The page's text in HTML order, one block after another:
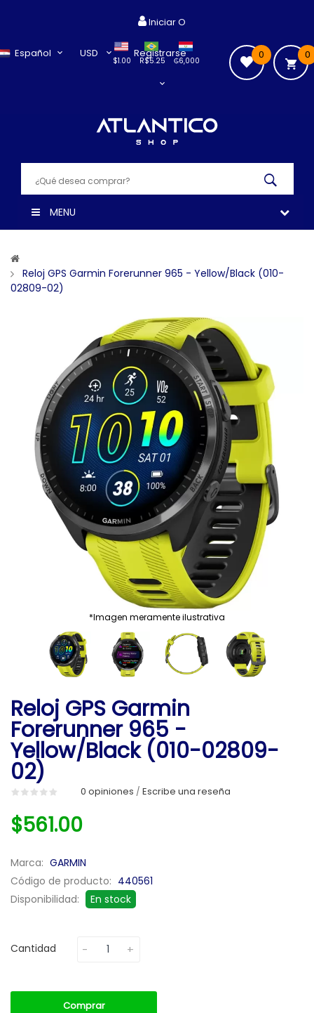
Español USD
$1.00 ₲6,000
R$5.25
Iniciar O
Registrarse 0
0
MENU
Reloj GPS Garmin Forerunner 965 - Yellow/Black (010-
02809-02)
*Imagen meramente ilustrativa
Reloj GPS Garmin
Forerunner 965 -
Yellow/Black (010-02809-
02)
0 opiniones / Escribe una reseña
$561.00
Marca: GARMIN
Código de producto: 440561
Disponibilidad:
En stock
Cantidad
Comprar